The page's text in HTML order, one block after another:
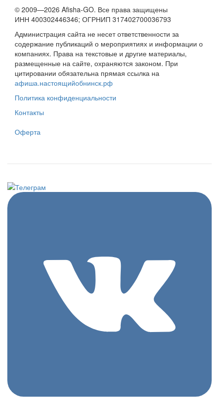
© 2009—2026 Afisha-GO. Все права защищены
ИНН 400302446346; ОГРНИП 317402700036793
Администрация сайта не несет ответственности за
содержание публикаций о мероприятиях и информации о
компаниях. Права на текстовые и другие материалы,
размещенные на сайте, охраняются законом. При
цитировании обязательна прямая ссылка на
афиша.настоящийобнинск.рф
Политика конфиденциальности
Контакты
Оферта